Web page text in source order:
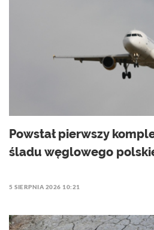
Powstał pierwszy
śladu węglowego
5 SIERPNIA 2026 10:21